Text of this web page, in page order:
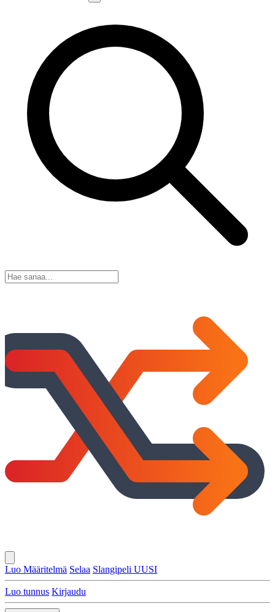
Luo Määritelmä Selaa Slangipeli UUSI
Luo tunnus Kirjaudu